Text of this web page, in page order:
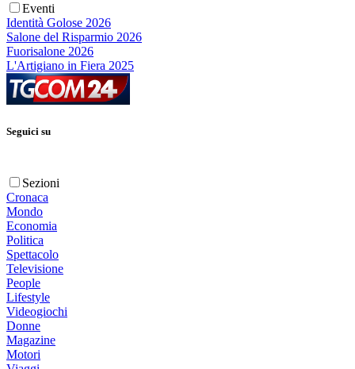
Eventi
Identità Golose 2026
Salone del Risparmio 2026
Fuorisalone 2026
L'Artigiano in Fiera 2025
Seguici su
Sezioni
Cronaca
Mondo
Economia
Politica
Spettacolo
Televisione
People
Lifestyle
Videogiochi
Donne
Magazine
Motori